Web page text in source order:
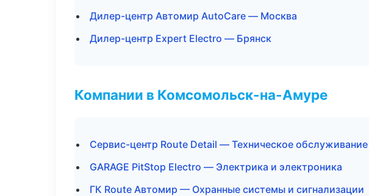
Дилер-центр Автомир AutoCare — Москва
Дилер-центр Expert Electro — Брянск
Компании в Комсомольск-на-Амуре
Сервис-центр Route Detail — Техническое обслуживание
GARAGE PitStop Electro — Электрика и электроника
ГК Route Автомир — Охранные системы и сигнализации